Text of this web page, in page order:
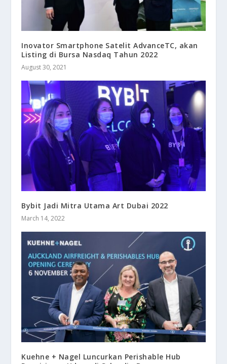
Inovator Smartphone Satelit AdvanceTC, akan
Listing di Bursa Nasdaq Tahun 2022
August 30, 2021
Bybit Jadi Mitra Utama Art Dubai 2022
March 14, 2022
Kuehne + Nagel Luncurkan Perishable Hub